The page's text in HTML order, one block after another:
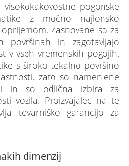
visokokakovostne pogonske
z močno najlonsko
Zasnovane so za
površinah in zagotavljajo
v vseh vremenskih pogojih.
s široko tekalno površino
zato so namenjene
in so odlična izbira za
vozila. Proizvajalec na te
tovarniško garancijo za
dimenzij